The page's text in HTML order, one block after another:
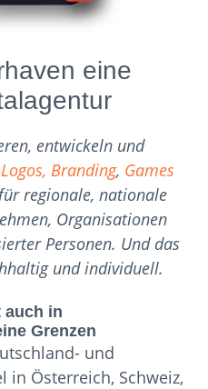
eine
entwickeln und
Logos, Branding, Games
regionale, nationale
Organisationen
Personen. Und das
und individuell.
auch in
Grenzen
und
in Österreich, Schweiz,